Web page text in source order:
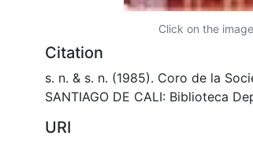
Click on the
Citation
s. n. & s. n. (1985). Coro de la
SANTIAGO DE CALI: Biblioteca
URI